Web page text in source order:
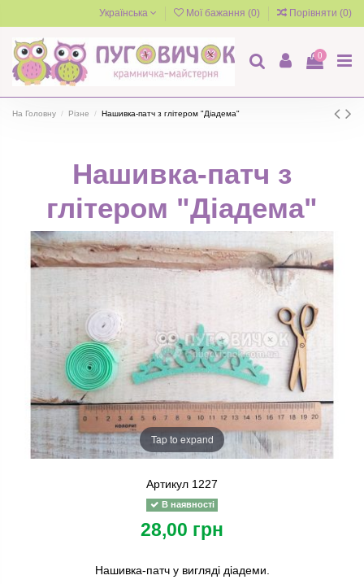
Українська Мої бажання (0) Порівняти (0)
0
На Головну Різне Нашивка-патч з глітером "Діадема"
Нашивка-патч з
глітером "Діадема"
Tap to expand
Артикул 1227
В наявності
28,00 грн
Нашивка-патч у вигляді діадеми.